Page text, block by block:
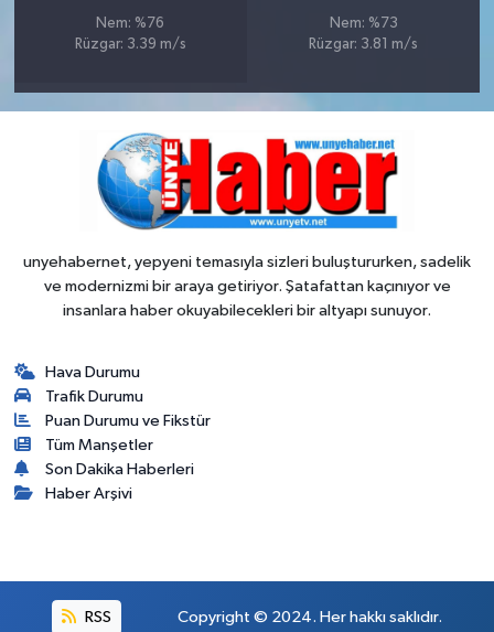
Nem: %76
Rüzgar: 3.39 m/s
Nem: %73
Rüzgar: 3.81 m/s
unyehabernet, yepyeni temasıyla sizleri buluştururken, sadelik
ve modernizmi bir araya getiriyor. Şatafattan kaçınıyor ve
insanlara haber okuyabilecekleri bir altyapı sunuyor.
Hava Durumu
Trafik Durumu
Puan Durumu ve Fikstür
Tüm Manşetler
Son Dakika Haberleri
Haber Arşivi
RSS Copyright © 2024. Her hakkı saklıdır.